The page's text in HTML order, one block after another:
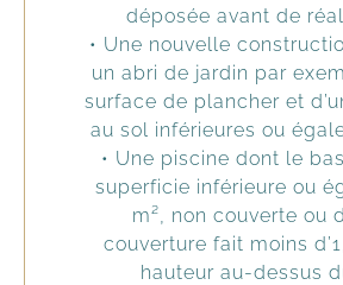
déposée avant de
• Une nouvelle
un abri de jardin par
surface de plancher et
au sol inférieures ou
• Une piscine dont le
superficie inférieure ou
m², non couverte ou
couverture fait moins
hauteur au-dessus